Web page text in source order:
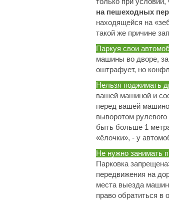
на пешеходных
находящейся на
такой же причине
Паркуя свои
машины во дворе,
оштрафует, но
Нельзя поджимать
вашей машиной и
перед вашей
выворотом
быть больше 1
«ёлочки», - у
Не нужно занимать
Парковка
передвижения на
места выезда
право обратиться в